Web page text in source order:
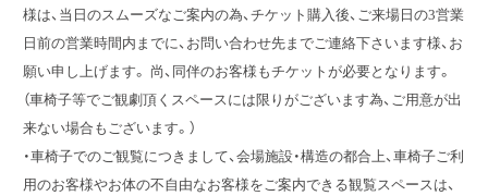
様は、当日のスムーズなご案内の為、チケット購入後、ご来場日の3営業
日前の営業時間内までに、お問い合わせ先までご連絡下さいます様、お
願い申し上げます。 尚、同伴のお客様もチケットが必要となります。
（車椅子等でご観劇頂くスペースには限りがございます為、ご用意が出
来ない場合もございます。）
・車椅子でのご観覧につきまして、会場施設・構造の都合上、車椅子ご利
用のお客様やお体の不自由なお客様をご案内できる観覧スペースは、